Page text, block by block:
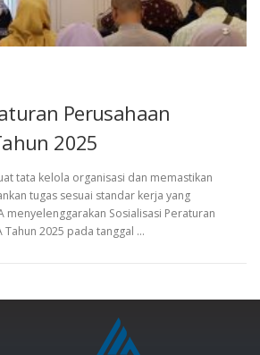
Perusahaan
2025
tata kelola organisasi dan memastikan
tugas sesuai standar kerja yang
menyelenggarakan Sosialisasi Peraturan
Tahun 2025 pada tanggal …